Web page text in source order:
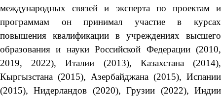
международных связей и эксперта по проектам и
программам он принимал участие в курсах
повышения квалификации в учреждениях высшего
образования и науки Российской Федерации (2010,
2019, 2022), Италии (2013), Казахстана (2014),
Кыргызстана (2015), Азербайджана (2015), Испании
(2015), Нидерландов (2020), Грузии (2022), Индии